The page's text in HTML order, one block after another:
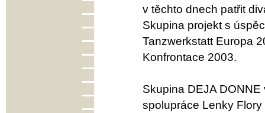
v těchto dnech patřit
Skupina projekt s
Tanzwerkstatt Europa
Konfrontace 2003.
Skupina DEJA
spolupráce Lenky